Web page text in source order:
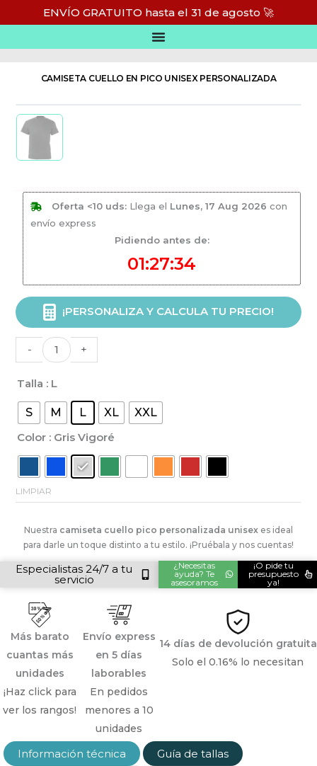
al
contenido
ENVÍO GRATUITO hasta el 31 de agosto 🚀
Camisetas algodón personalizadas
CAMISETA CUELLO EN PICO UNISEX PERSONALIZADA
Oferta <10 uds: Llega el Lunes, 17 Aug 2026 con
envío express
Pidiendo antes de:
01:27:34
¡PERSONALIZA Y CALCULA TU PRECIO!
-
Camiseta
cuello
en
pico
UNISEX
cantidad
+
Talla : L
S M L XL
XXL
Color : Gris Vigoré
LIMPIAR
Alternative:
Nuestra camiseta cuello pico personalizada unisex es ideal
para darle un toque distinto a tu estilo. ¡Pruébala y nos cuentas!
¡O pide tu
presupuesto
ya!
Especialistas 24/7 a tu
servicio
¿Necesitas
ayuda? Te
asesoramos
Más barato
cuantas más
unidades
¡Haz click para
ver los rangos!
Envío express
en 5 días
laborables
En pedidos
menores a 10
unidades
14 días de devolución gratuita
Solo el 0.16% lo necesitan
Información técnica
Guía de tallas